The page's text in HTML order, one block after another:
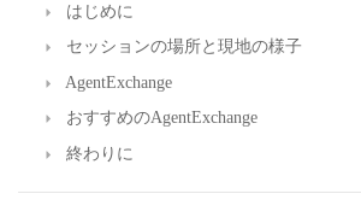
はじめに
セッションの場所と現地の様子
AgentExchange
おすすめのAgentExchange
終わりに